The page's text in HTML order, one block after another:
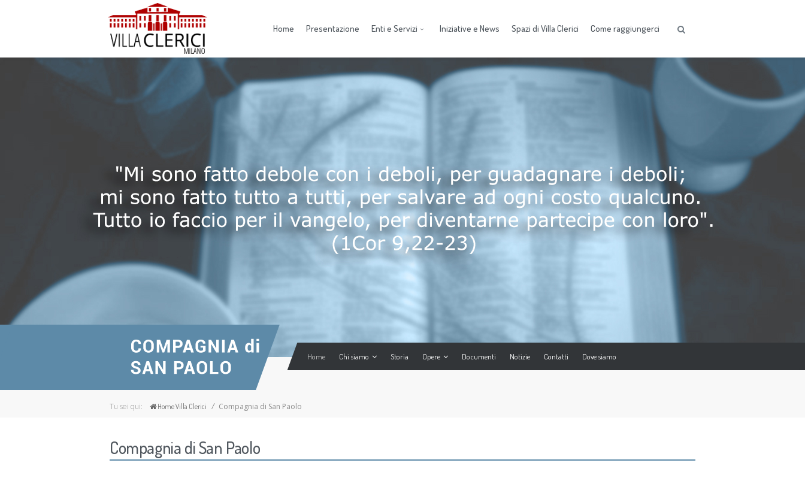
Home Presentazione Enti e Servizi Iniziative e News Spazi di Villa Clerici Come raggiungerci
Home Chi siamo Storia Opere Documenti Notizie Contatti Dove siamo
Tu sei qui: Home Villa Clerici Compagnia di San Paolo
Compagnia di San Paolo